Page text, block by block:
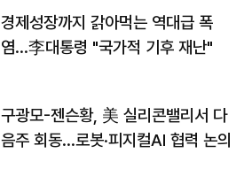
경제성장까지 갉아먹는 역대급 폭
염…李대통령 "국가적 기후 재난"
구광모-젠슨황, 美 실리콘밸리서 다
음주 회동…로봇·피지컬AI 협력 논의